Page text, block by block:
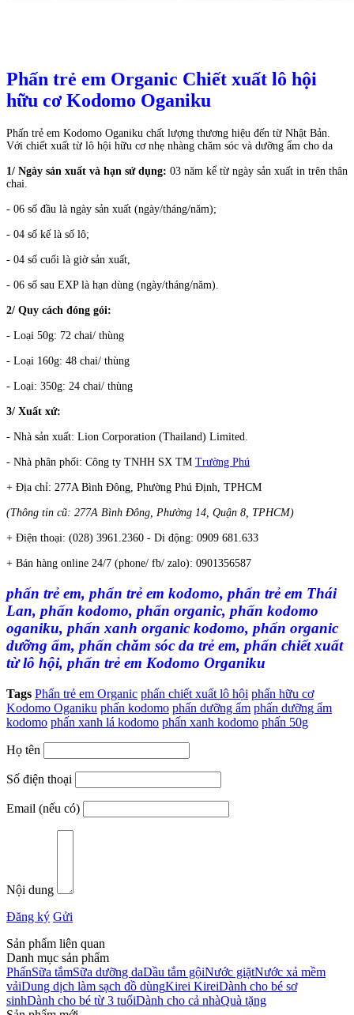
Phấn trẻ em Organic Chiết xuất lô hội
hữu cơ Kodomo Oganiku
Phấn trẻ em Kodomo Oganiku chất lượng thương hiệu đến từ Nhật Bản.
Với chiết xuất từ lô hội hữu cơ nhẹ nhàng chăm sóc và dưỡng ẩm cho da
1/ Ngày sản xuất và hạn sử dụng: 03 năm kể từ ngày sản xuất in trên thân
chai.
- 06 số đầu là ngày sản xuất (ngày/tháng/năm);
- 04 số kế là số lô;
- 04 số cuối là giờ sản xuất,
- 06 số sau EXP là hạn dùng (ngày/tháng/năm).
2/ Quy cách đóng gói:
- Loại 50g: 72 chai/ thùng
- Loại 160g: 48 chai/ thùng
- Loại: 350g: 24 chai/ thùng
3/ Xuất xứ:
- Nhà sản xuất: Lion Corporation (Thailand) Limited.
- Nhà phân phối: Công ty TNHH SX TM Trường Phú
+ Địa chỉ: 277A Bình Đông, Phường Phú Định, TPHCM
(Thông tin cũ: 277A Bình Đông, Phường 14, Quận 8, TPHCM)
+ Điện thoại: (028) 3961.2360 - Di động: 0909 681.633
+ Bán hàng online 24/7 (phone/ fb/ zalo): 0901356587
phấn trẻ em, phấn trẻ em kodomo, phấn trẻ em Thái
Lan, phấn kodomo, phấn organic, phấn kodomo
oganiku, phấn xanh organic kodomo, phấn organic
dưỡng ẩm, phấn chăm sóc da trẻ em, phấn chiết xuất
từ lô hội, phấn trẻ em Kodomo Organiku
Tags Phấn trẻ em Organic phấn chiết xuất lô hội phấn hữu cơ
Kodomo Oganiku phấn kodomo phấn dưỡng ẩm phấn dưỡng ẩm
kodomo phấn xanh lá kodomo phấn xanh kodomo phấn 50g
Họ tên
Số điện thoại
Email (nếu có)
Nội dung
Đăng ký Gửi
Sản phẩm liên quan
Danh mục sản phẩm
PhấnSữa tắmSữa dưỡng daDầu tắm gộiNước giặtNước xả mềm
vảiDung dịch làm sạch đồ dùngKirei KireiDành cho bé sơ
sinhDành cho bé từ 3 tuổiDành cho cả nhàQuà tặng